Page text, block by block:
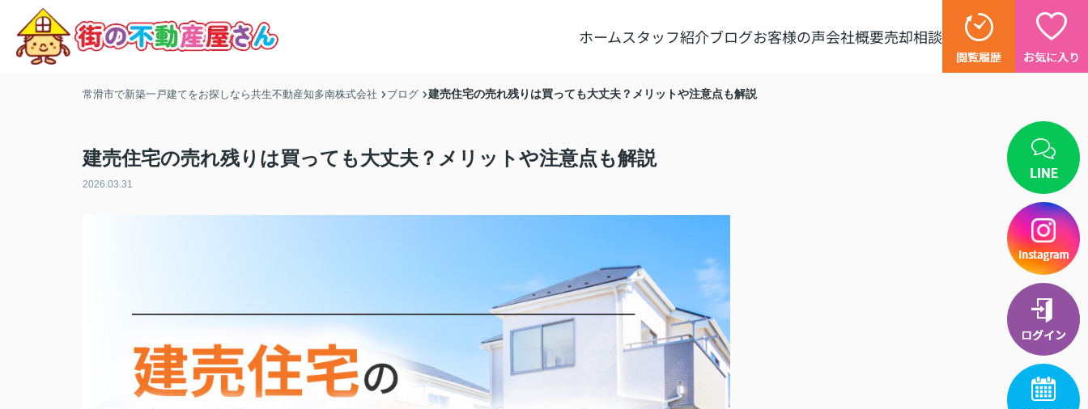
ホームスタッフ紹介ブログお客様の声会社概要売却相談
常滑市で新築一戸建てをお探しなら共生不動産知多南株式会社 ブログ 建売住宅の売れ残りは買っても大丈夫？メリットや注意点も解説
建売住宅の売れ残りは買っても大丈夫？メリットや注意点も解説
2026.03.31